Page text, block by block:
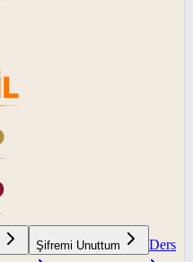
Şifremi Unuttum
Ders